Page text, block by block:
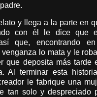
y llega a la parte en
con él le dice que
que, encontrando
lo mata y le
que deposita más tarde
Al terminar esta
le fabrique una
tan solo y despreciado